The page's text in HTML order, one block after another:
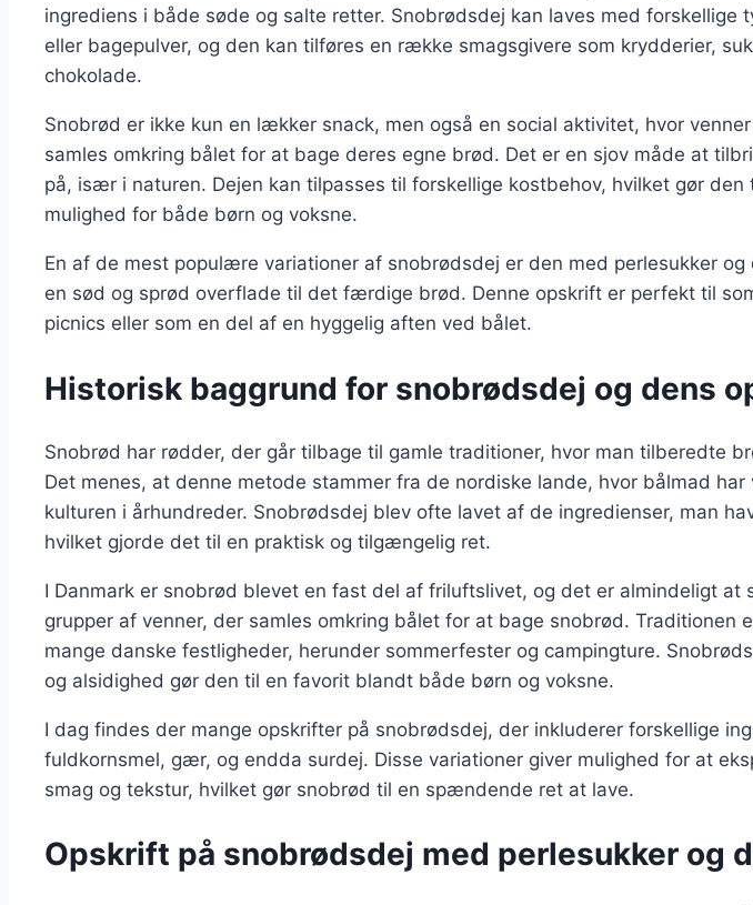
ingrediens i både søde og salte retter. Snobrødsdej kan laves med forskellige
eller bagepulver, og den kan tilføres en række smagsgivere som krydderier,
chokolade.
Snobrød er ikke kun en lækker snack, men også en social aktivitet, hvor
samles omkring bålet for at bage deres egne brød. Det er en sjov måde at
på, især i naturen. Dejen kan tilpasses til forskellige kostbehov, hvilket gør den
mulighed for både børn og voksne.
En af de mest populære variationer af snobrødsdej er den med perlesukker og
en sød og sprød overflade til det færdige brød. Denne opskrift er perfekt til
picnics eller som en del af en hyggelig aften ved bålet.
Historisk baggrund for snobrødsdej og dens
Snobrød har rødder, der går tilbage til gamle traditioner, hvor man tilberedte
Det menes, at denne metode stammer fra de nordiske lande, hvor bålmad
kulturen i århundreder. Snobrødsdej blev ofte lavet af de ingredienser, man
hvilket gjorde det til en praktisk og tilgængelig ret.
I Danmark er snobrød blevet en fast del af friluftslivet, og det er almindeligt at
grupper af venner, der samles omkring bålet for at bage snobrød. Traditionen
mange danske festligheder, herunder sommerfester og campingture.
og alsidighed gør den til en favorit blandt både børn og voksne.
I dag findes der mange opskrifter på snobrødsdej, der inkluderer forskellige
fuldkornsmel, gær, og endda surdej. Disse variationer giver mulighed for at
smag og tekstur, hvilket gør snobrød til en spændende ret at lave.
Opskrift på snobrødsdej med perlesukker og